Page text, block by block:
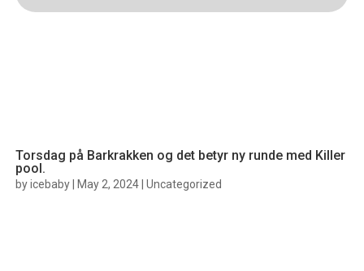
Torsdag på Barkrakken og det betyr ny runde med Killer
pool.
byicebaby May 2, 2024 Uncategorized